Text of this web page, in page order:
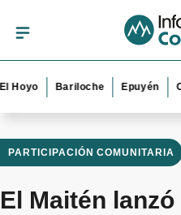
Bariloche Epuyén
PARTICIPACIÓN COMUNITARIA
El Maitén